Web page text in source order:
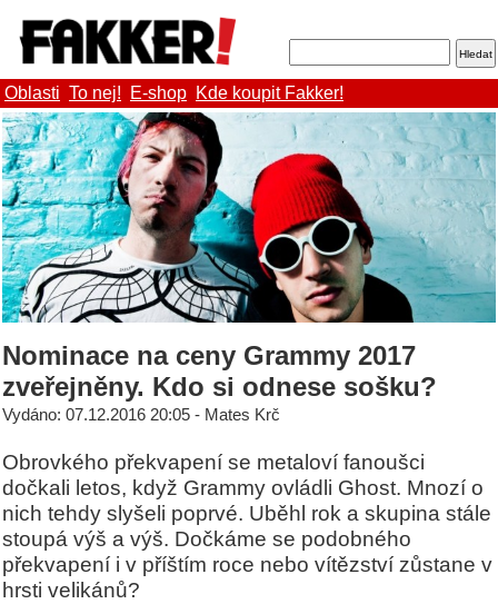
Oblasti To nej! E-shop Kde koupit Fakker!
Nominace na ceny Grammy 2017
zveřejněny. Kdo si odnese sošku?
Vydáno: 07.12.2016 20:05 - Mates Krč
Obrovkého překvapení se metaloví fanoušci
dočkali letos, když Grammy ovládli Ghost. Mnozí o
nich tehdy slyšeli poprvé. Uběhl rok a skupina stále
stoupá výš a výš. Dočkáme se podobného
překvapení i v příštím roce nebo vítězství zůstane v
hrsti velikánů?